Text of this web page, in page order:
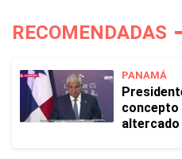
RECOMENDADAS
PANAMÁ
concepto